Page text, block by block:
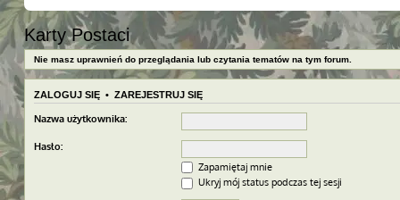
Karty Postaci
Nie masz uprawnień do przeglądania lub czytania tematów na tym forum.
ZALOGUJ SIĘ • ZAREJESTRUJ SIĘ
Nazwa użytkownika:
Hasło:
Zapamiętaj mnie
Ukryj mój status podczas tej sesji